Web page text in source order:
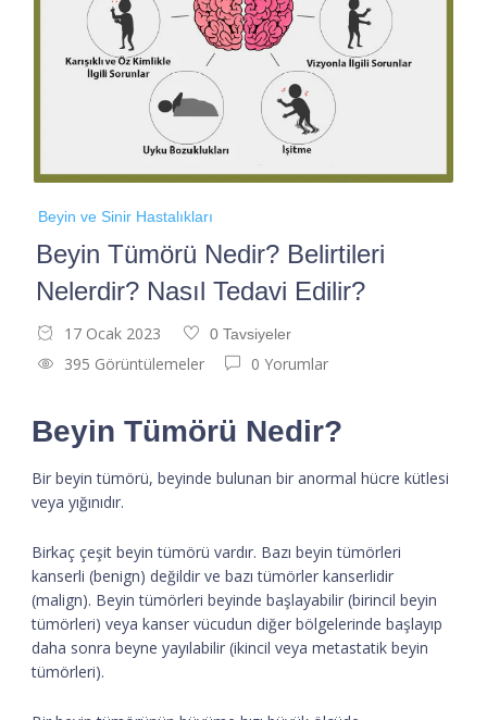
Beyin ve Sinir Hastalıkları
Beyin Tümörü Nedir? Belirtileri
Nelerdir? Nasıl Tedavi Edilir?
17 Ocak 2023 0 Tavsiyeler
395 Görüntülemeler 0 Yorumlar
Beyin Tümörü Nedir?
Bir beyin tümörü, beyinde bulunan bir anormal hücre kütlesi
veya yığınıdır.
Birkaç çeşit beyin tümörü vardır. Bazı beyin tümörleri
kanserli (benign) değildir ve bazı tümörler kanserlidir
(malign). Beyin tümörleri beyinde başlayabilir (birincil beyin
tümörleri) veya kanser vücudun diğer bölgelerinde başlayıp
daha sonra beyne yayılabilir (ikincil veya metastatik beyin
tümörleri).